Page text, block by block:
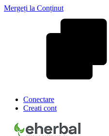
Mergeți la Conținut
Conectare
Creati cont